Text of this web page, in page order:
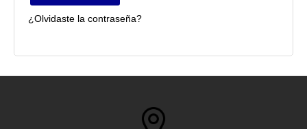
¿Olvidaste la contraseña?